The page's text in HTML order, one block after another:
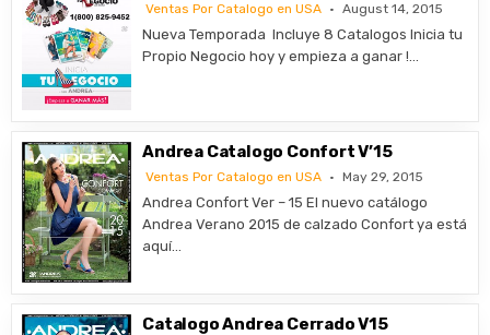
Ventas Por Catalogo en USA August 14, 2015
Nueva Temporada Incluye 8 Catalogos Inicia tu
Propio Negocio hoy y empieza a ganar !…
Andrea Catalogo Confort V’15
Ventas Por Catalogo en USA May 29, 2015
Andrea Confort Ver – 15 El nuevo catálogo
Andrea Verano 2015 de calzado Confort ya está
aquí…
Catalogo Andrea Cerrado V15